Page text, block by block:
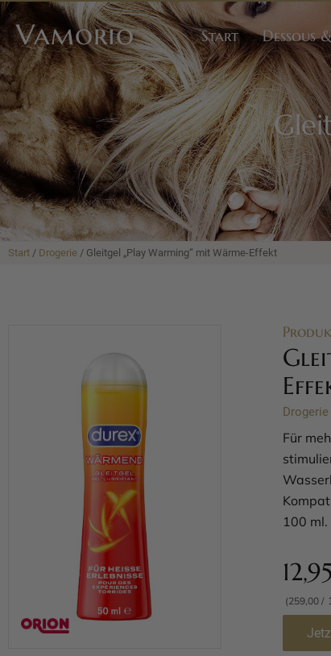
Vamorio Start Dessous
Start / Drogerie / Gleitgel „Play Warming“ mit Wärme-Effekt
Drogerie
Für
100 ml.
12,95
(259,00 / 1